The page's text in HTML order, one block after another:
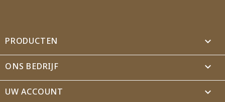
PRODUCTEN 
ONS BEDRIJF 
UW ACCOUNT 